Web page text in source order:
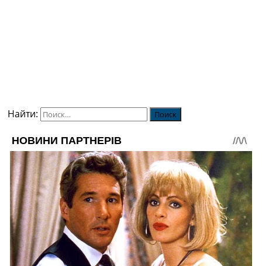
Найти: